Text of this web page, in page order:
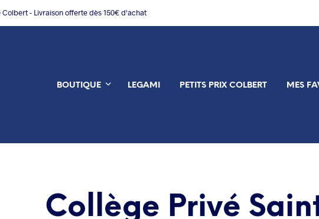
- Livraison offerte dès 150€ d'achat
BOUTIQUE LEGAMI PETITS PRIX COLBERT MES
Collège Privé